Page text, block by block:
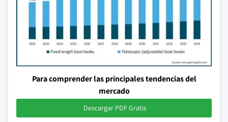
Para comprender las principales tendencias del
mercado
Descargar PDF Gratis